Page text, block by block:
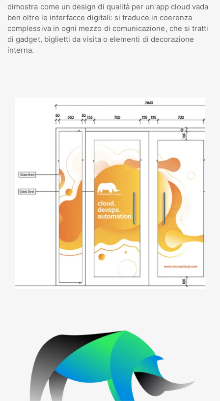
dimostra come un design di qualità per un'app cloud vada
ben oltre le interfacce digitali: si traduce in coerenza
complessiva in ogni mezzo di comunicazione, che si tratti
di gadget, biglietti da visita o elementi di decorazione
interna.